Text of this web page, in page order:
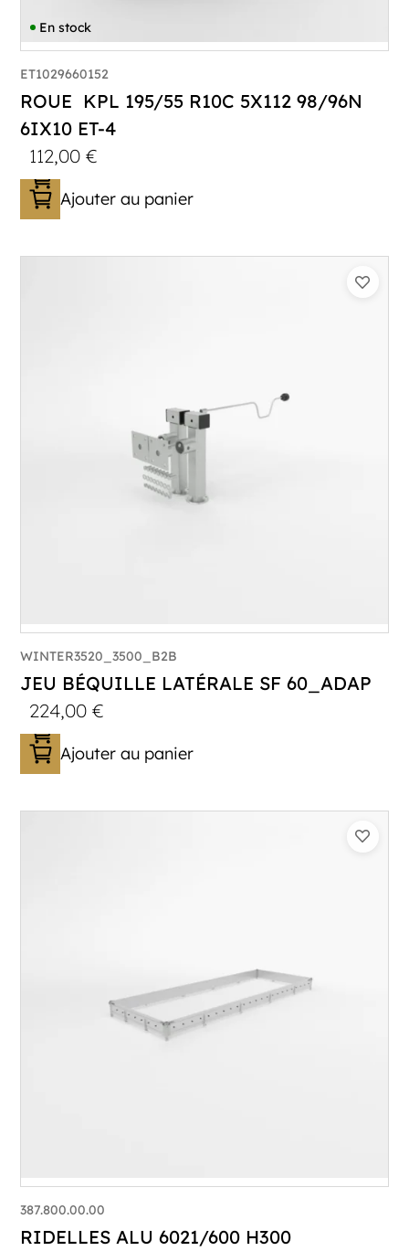
En stock
ET1029660152
ROUE KPL 195/55 R10C 5X112 98/96N
6IX10 ET-4
112,00€
Ajouter au panier
WINTER3520_3500_B2B
JEU BÉQUILLE LATÉRALE SF 60_ADAP
224,00€
Ajouter au panier
387.800.00.00
RIDELLES ALU 6021/600 H300